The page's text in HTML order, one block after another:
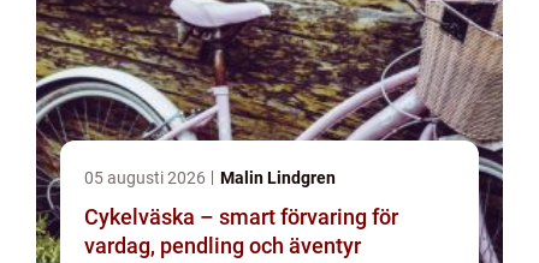
05 augusti 2026 Malin Lindgren
Cykelväska – smart förvaring för
vardag, pendling och äventyr